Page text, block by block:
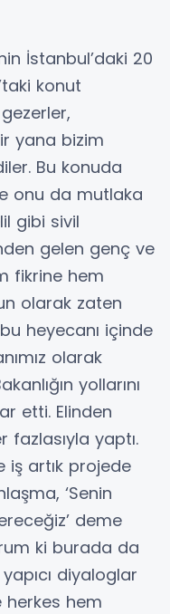
İstanbul’daki 20
konut
yana bizim
Bu konuda
onu da mutlaka
gibi sivil
gelen genç ve
fikrine hem
olarak zaten
heyecanı içinde
olarak
yollarını
etti. Elinden
fazlasıyla yaptı.
iş artık projede
‘Senin
deme
ki burada da
diyaloglar
herkes hem